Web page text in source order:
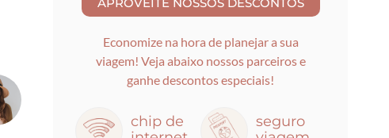
Economize na hora de planejar a sua
viagem! Veja abaixo nossos parceiros e
ganhe descontos especiais!
chip de
seguro